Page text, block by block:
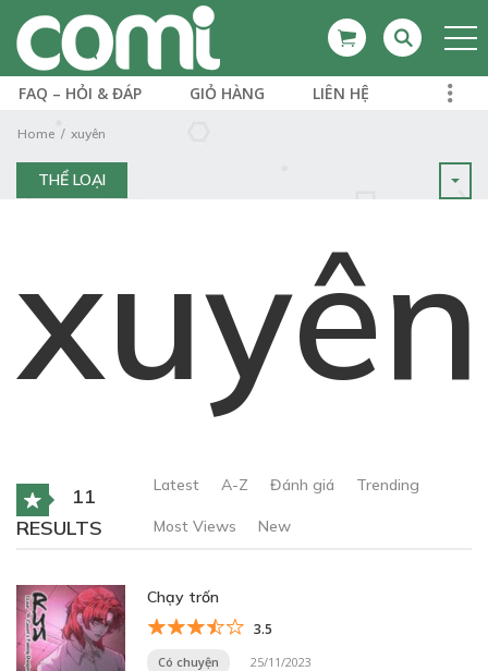
FAQ – HỎI & ĐÁP GIỎ HÀNG LIÊN HỆ
Home xuyên
THỂ LOẠI
xuyên
11
RESULTS
Latest A-Z Đánh giá Trending
Most Views New
Chạy trốn
3.5
Có chuyện 25/11/2023